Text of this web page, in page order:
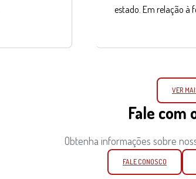
estado. Em relação à
VER
Fale com
Obtenha informações sobre
FALE CONOSCO